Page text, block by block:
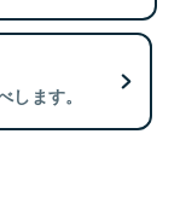
ます。